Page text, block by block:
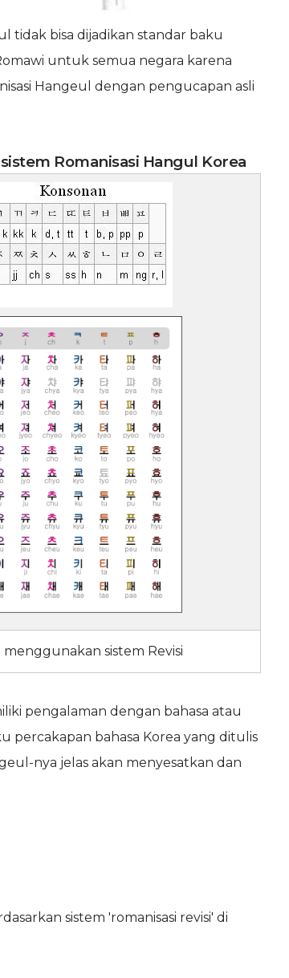
tidak bisa dijadikan standar baku
untuk semua negara karena
Hangeul dengan pengucapan asli
Romanisasi Hangul Korea
sistem Revisi
pengalaman dengan bahasa atau
percakapan bahasa Korea yang ditulis
nya jelas akan menyesatkan dan
sistem 'romanisasi revisi' di